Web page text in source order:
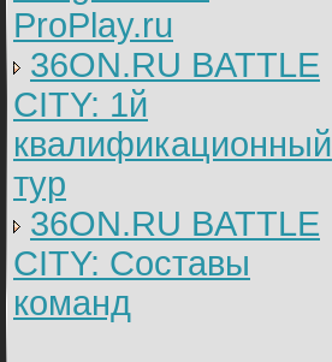
ProPlay.ru
36ON.RU BATTLE
CITY: 1й
квалификационный
тур
36ON.RU BATTLE
CITY: Составы
команд